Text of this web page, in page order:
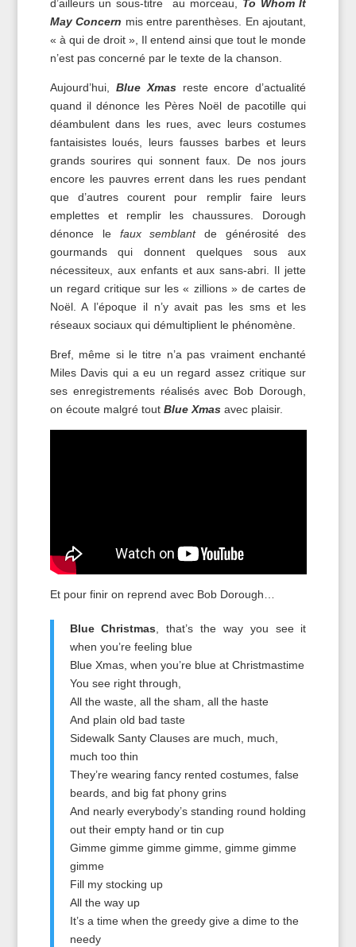
d’ailleurs un sous-titre au morceau, To Whom It
May Concern mis entre parenthèses. En ajoutant,
« à qui de droit », Il entend ainsi que tout le monde
n’est pas concerné par le texte de la chanson.
Aujourd’hui, Blue Xmasreste encore d’actualité
quand il dénonce les Pères Noël de pacotille qui
déambulent dans les rues, avec leurs costumes
fantaisistes loués, leurs fausses barbes et leurs
grands sourires qui sonnent faux. De nos jours
encore les pauvres errent dans les rues pendant
que d’autres courent pour remplir faire leurs
emplettes et remplir les chaussures. Dorough
dénonce le faux semblantde générosité des
gourmands qui donnent quelques sous aux
nécessiteux, aux enfants et aux sans-abri. Il jette
un regard critique sur les « zillions » de cartes de
Noël. A l’époque il n’y avait pas les sms et les
réseaux sociaux qui démultiplient le phénomène.
Bref, même si le titre n’a pas vraiment enchanté
Miles Davis qui a eu un regard assez critique sur
ses enregistrements réalisés avec Bob Dorough,
on écoute malgré toutBlue Xmasavec plaisir.
Et pour finir on reprend avec Bob Dorough…
Blue Christmas, that’s the way you see it
when you’re feeling blue
Blue Xmas, when you’re blue at Christmastime
You see right through,
All the waste, all the sham, all the haste
And plain old bad taste
Sidewalk Santy Clauses are much, much,
much too thin
They’re wearing fancy rented costumes, false
beards, and big fat phony grins
And nearly everybody’s standing round holding
out their empty hand or tin cup
Gimme gimme gimme gimme, gimme gimme
gimme
Fill my stocking up
All the way up
It’s a time when the greedy give a dime to the
needy